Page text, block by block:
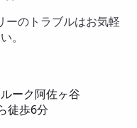
ーのトラブルはお気軽
。
ーク阿佐ヶ谷
徒歩6分